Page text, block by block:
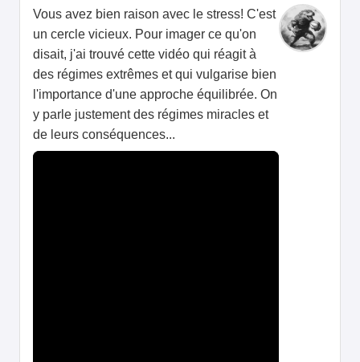
Vous avez bien raison avec le stress! C'est
un cercle vicieux. Pour imager ce qu'on
disait, j'ai trouvé cette vidéo qui réagit à
des régimes extrêmes et qui vulgarise bien
l'importance d'une approche équilibrée. On
y parle justement des régimes miracles et
de leurs conséquences...